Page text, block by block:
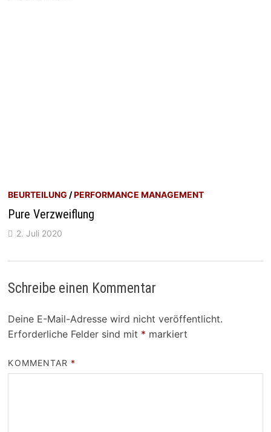
BEURTEILUNG /PERFORMANCE MANAGEMENT
Pure Verzweiflung
2. Juli 2020
Schreibe einen Kommentar
Deine E-Mail-Adresse wird nicht veröffentlicht.
Erforderliche Felder sind mit * markiert
KOMMENTAR *